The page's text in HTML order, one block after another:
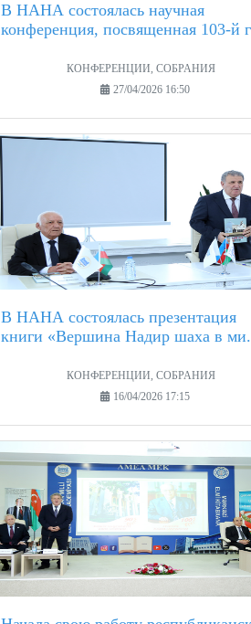
В НАНА состоялась научная
конференция, посвященная 103-й
КОНФЕРЕНЦИИ, СОБРАНИЯ
27/04/2026 16:50
В НАНА состоялась презентация
книги «Вершина Надир шаха в
КОНФЕРЕНЦИИ, СОБРАНИЯ
16/04/2026 17:15